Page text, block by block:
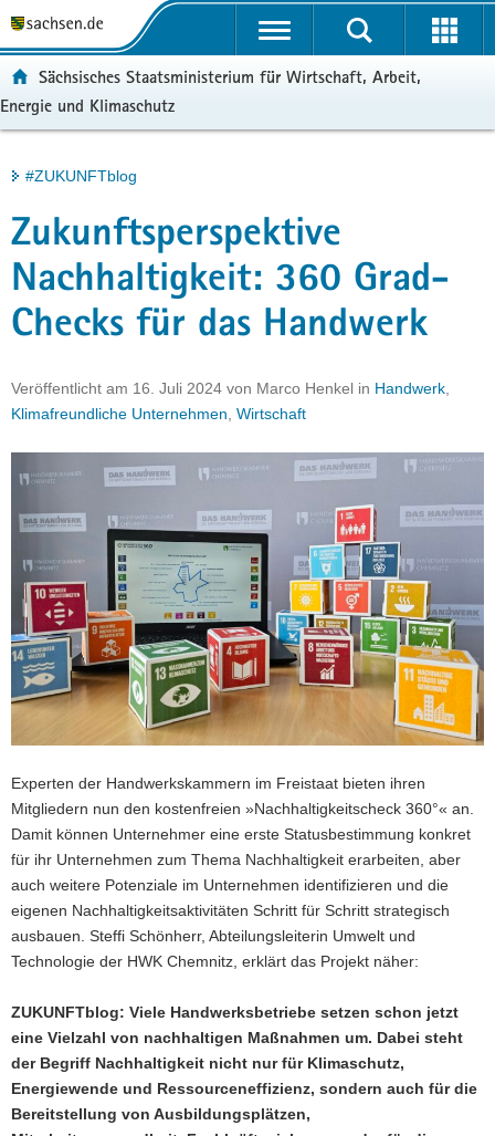
t
a
l
e
r
g
e
i
e
n
a
i
g
a
t
i
o
u
p
t
h
a
l
e
r
v
e
Portalübergreifende
Sächsisches Staatsministerium für Wirtschaft, Arbeit,
Energie und Klimaschutz
Hauptinhalt
#ZUKUNFTblog
Zukunftsperspektive
Nachhaltigkeit: 360 Grad-
Checks für das Handwerk
Veröffentlicht am 16. Juli 2024 von Marco Henkel in Handwerk
Klimafreundliche Unternehmen Wirtschaft
Experten der Handwerkskammern im Freistaat bieten ihren
Mitgliedern nun den kostenfreien »Nachhaltigkeitscheck 360°« an.
Damit können Unternehmer eine erste Statusbestimmung konkret
für ihr Unternehmen zum Thema Nachhaltigkeit erarbeiten, aber
auch weitere Potenziale im Unternehmen identifizieren und die
eigenen Nachhaltigkeitsaktivitäten Schritt für Schritt strategisch
ausbauen. Steffi Schönherr, Abteilungsleiterin Umwelt und
Technologie der HWK Chemnitz, erklärt das Projekt näher:
ZUKUNFTblog: Viele Handwerksbetriebe setzen schon jetzt
eine Vielzahl von nachhaltigen Maßnahmen um. Dabei steht
der Begriff Nachhaltigkeit nicht nur für Klimaschutz,
Energiewende und Ressourceneffizienz, sondern auch für die
Bereitstellung von Ausbildungsplätzen,